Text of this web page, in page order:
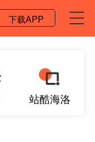
下载APP
站酷海洛